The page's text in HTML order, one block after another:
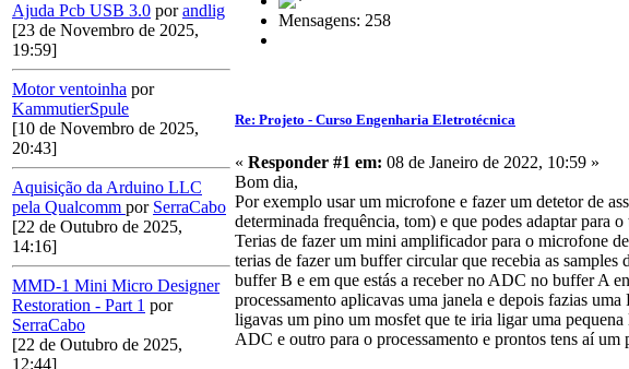
Ajuda Pcb USB 3.0 porandlig
[23 de Novembro de 2025,
19:59]
Motor ventoinha por
KammutierSpule
[10 de Novembro de 2025,
20:43]
Aquisição da Arduino LLC
pela Qualcomm por SerraCabo
[22 de Outubro de 2025,
14:16]
MMD-1 Mini Micro Designer
Restoration - Part 1 por
SerraCabo
[22 de Outubro de 2025,
12:44]
Mensagens: 258
Re: Projeto - Curso Engenharia Eletrotécnica
« Responder #1 em: 08 de Janeiro de 2022, 10:59 »
Bom dia,
Por exemplo usar um microfone e fazer um detetor de
determinada frequência, tom) e que podes adaptar para o
Terias de fazer um mini amplificador para o microfone
terias de fazer um buffer circular que recebia as
buffer B e em que estás a receber no ADC no buffer A
processamento aplicavas uma janela e depois fazias
ligavas um pino um mosfet que te iria ligar uma
ADC e outro para o processamento e prontos tens aí